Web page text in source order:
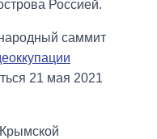
Россией.
саммит
21 мая 2021